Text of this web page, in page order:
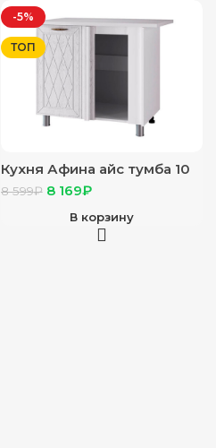
-5%
ТОП
Кухня Афина айс тумба 10
Ур2 корп белый, фасад 10
УР2 Афина айс, стол 1,0
8 599₽ 8 169₽
В корзину